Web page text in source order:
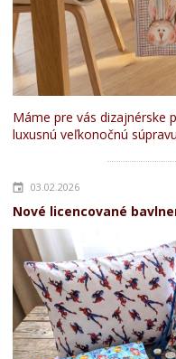
Máme pre vás dizajnérske
luxusnú veľkonočnú
03.02.2026
Nové licencované